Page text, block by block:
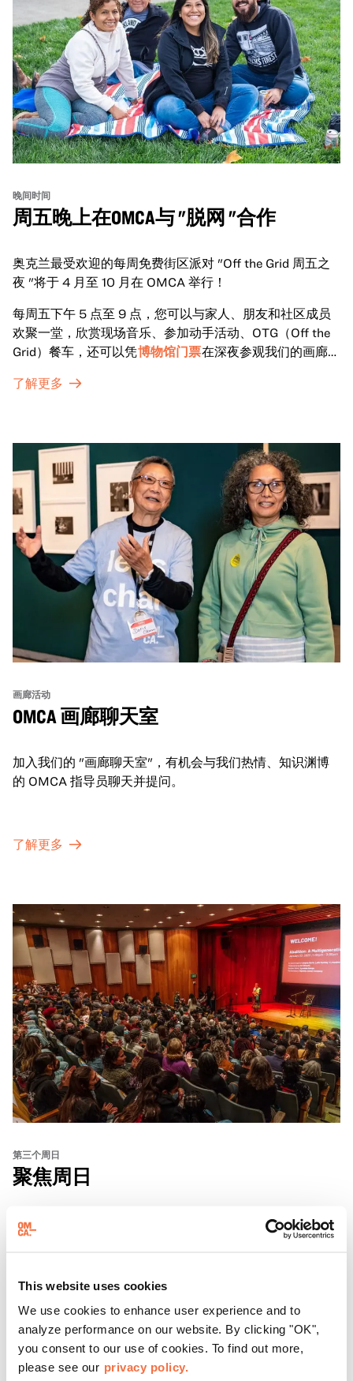
This website uses cookies
We use cookies to enhance user experience and to
analyze performance on our website. By clicking "OK",
you consent to our use of cookies. To find out more,
please see our privacy policy.
晚间时间
周五晚上在OMCA与 "脱网 "合作
奥克兰最受欢迎的每周免费街区派对 "Off the Grid 周五之
夜 "将于 4 月至 10 月在 OMCA 举行！
每周五下午 5 点至 9 点，您可以与家人、朋友和社区成员
欢聚一堂，欣赏现场音乐、参加动手活动、OTG（Off the
Grid）餐车，还可以凭博物馆门票在深夜参观我们的画廊和
了解更多
画廊活动
OMCA 画廊聊天室
加入我们的 "画廊聊天室"，有机会与我们热情、知识渊博
的 OMCA 指导员聊天并提问。
了解更多
第三个周日
聚焦周日
每隔三个星期天，东方华侨博物院都会邀请游客参加 "聚焦
星期天 "活动，这是
一系列展示加州有识之士的对话、表演
了解更多